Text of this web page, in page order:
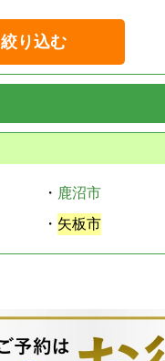
絞り込む
・ 鹿沼市
・ 矢板市